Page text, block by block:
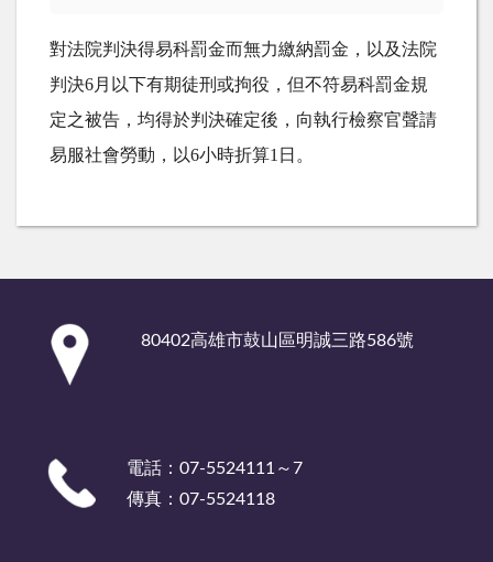
對法院判決得易科罰金而無力繳納罰金，以及法院
判決6月以下有期徒刑或拘役，但不符易科罰金規
定之被告，均得於判決確定後，向執行檢察官聲請
易服社會勞動，以6小時折算1 日。
80402高雄市鼓山區明誠三路586號
電話：07-5524111～7
傳真：07-5524118